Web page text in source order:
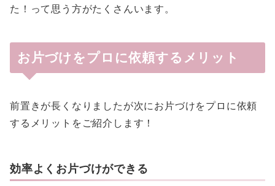
た！って思う方がたくさんいます。
お片づけをプロに依頼するメリット
前置きが長くなりましたが次にお片づけをプロに依頼
するメリットをご紹介します！
効率よくお片づけができる